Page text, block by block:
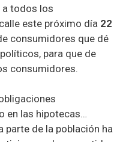
a todos los
este próximo día 22
consumidores que dé
políticos, para que de
consumidores.
en las hipotecas…
parte de la población ha